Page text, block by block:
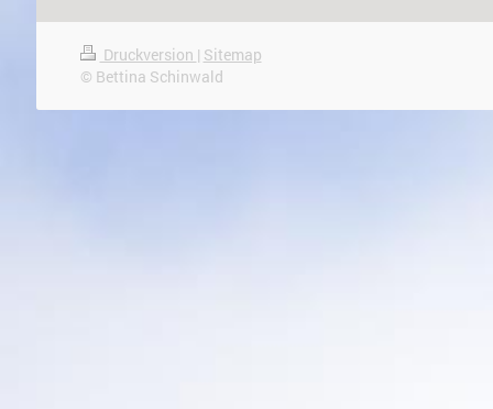
Druckversion | Sitemap
© Bettina Schinwald